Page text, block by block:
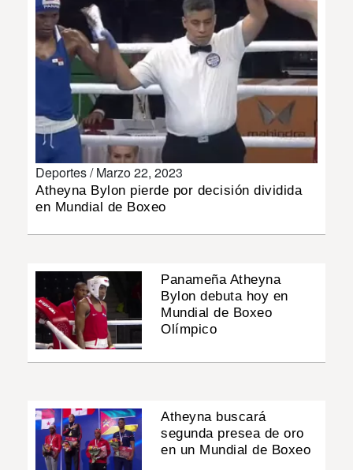
MULTIMEDIA
IMPRESO
Deportes /Marzo 22, 2023
Atheyna Bylon pierde por decisión dividida
en Mundial de Boxeo
Panameña Atheyna
Bylon debuta hoy en
Mundial de Boxeo
Olímpico
Atheyna buscará
segunda presea de oro
en un Mundial de Boxeo